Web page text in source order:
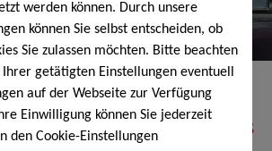
werden können. Durch unsere
können Sie selbst entscheiden, ob
Sie zulassen möchten. Bitte beachten
Ihrer getätigten Einstellungen eventuell
auf der Webseite zur Verfügung
Einwilligung können Sie jederzeit
den Cookie-Einstellungen
Schmierstoffe, Holzpellets